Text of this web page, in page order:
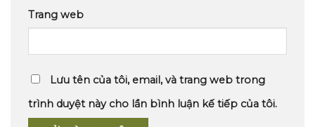
Trang web
Lưu tên của tôi, email, và trang web trong
trình duyệt này cho lần bình luận kế tiếp của tôi.